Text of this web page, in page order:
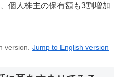
個人株主の保有額も3割増加
version. Jump to English version